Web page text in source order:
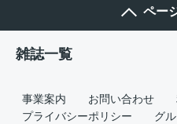
ペー
雑誌一覧
事業案内 お問い合わせ
プライバシーポリシー
グ